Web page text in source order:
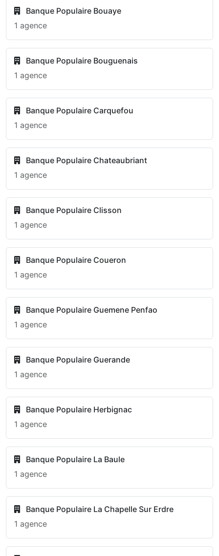
Banque Populaire Bouaye
1 agence
Banque Populaire Bouguenais
1 agence
Banque Populaire Carquefou
1 agence
Banque Populaire Chateaubriant
1 agence
Banque Populaire Clisson
1 agence
Banque Populaire Coueron
1 agence
Banque Populaire Guemene Penfao
1 agence
Banque Populaire Guerande
1 agence
Banque Populaire Herbignac
1 agence
Banque Populaire La Baule
1 agence
Banque Populaire La Chapelle Sur Erdre
1 agence